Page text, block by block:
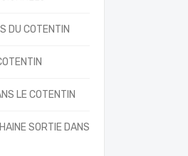
DU COTENTIN
LE COTENTIN
SORTIE DANS